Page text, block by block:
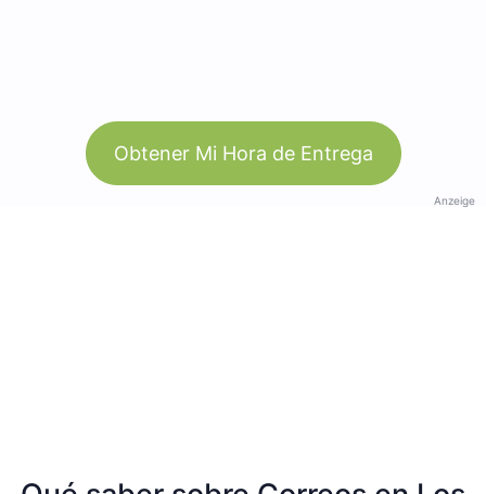
Obtener Mi Hora de Entrega
Anzeige